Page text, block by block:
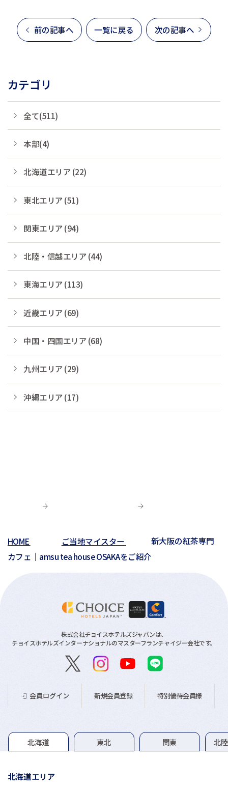
前の記事へ 一覧に戻る 次の記事へ
カテゴリ
全て(511)
本部(4)
北海道エリア (22)
東北エリア (51)
関東エリア (94)
北陸・信越エリア (44)
東海エリア (113)
近畿エリア (69)
中国・四国エリア (68)
九州エリア (29)
沖縄エリア (17)
HOME ご当地マイスター
新大阪の紅茶専門
カフェ｜amsu tea house OSAKAをご紹介
株式会社チョイスホテルズジャパンは、
チョイスホテルズインターナショナルのマスターフランチャイジー会社です。
会員ログイン 新規会員登録 特別優待会員様
グループホテル一覧
北海道 東北 関東 北
北海道エリア